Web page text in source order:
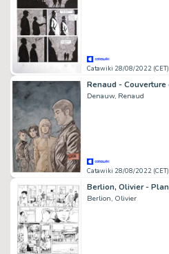
Catawiki 28/08/2022 (CET)
Denauw, Renaud
Catawiki 28/08/2022 (CET)
Berlion, Olivier